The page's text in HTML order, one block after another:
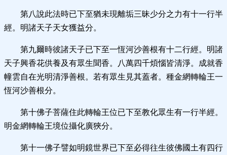
第八說此法時已下至猶未現離垢三昧少分之力有十一行半
經。明諸天子天女獲益分。
第九爾時彼諸天子已下至一恆河沙善根有十二行經。明諸
天子興香花供養及有眾生聞香。八萬四千煩惱皆清淨。成就香
幢雲自在光明清淨善根。若有眾生見其蓋者。種金網轉輪王一
恆河沙善根分。
第十佛子菩薩住此轉輪王位已下至教化眾生有一行半經。
明金網轉輪王境位攝化廣狹分。
第十一佛子譬如明鏡世界已下至必得往生彼佛國土有四行